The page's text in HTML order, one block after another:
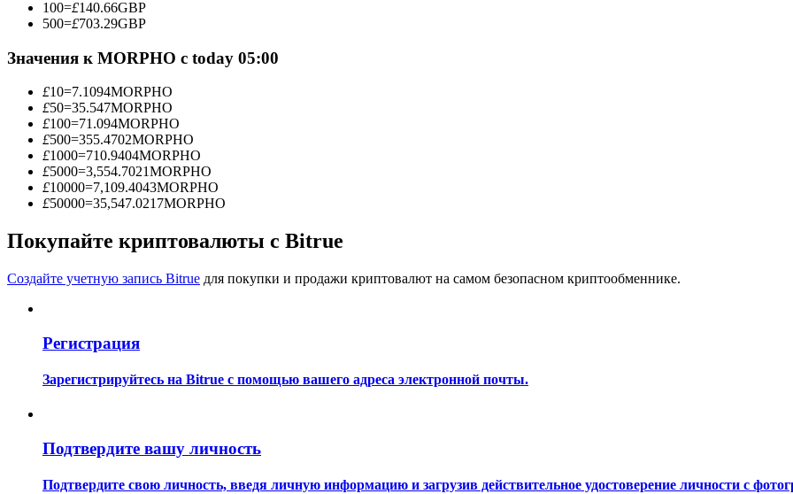
Присоединяйтесь к лучшим трейдерам
Станьте копи-трейдером
Наслаждайтесь распределением прибыли и комиссиями за копи-трейдинг
Анализ больших данных, включая торговую информацию и т. д.
100=£140.66GBP
500=£703.29GBP
Значения к MORPHO с today 05:00
£10=7.1094MORPHO
£50=35.547MORPHO
£100=71.094MORPHO
£500=355.4702MORPHO
£1000=710.9404MORPHO
£5000=3,554.7021MORPHO
£10000=7,109.4043MORPHO
£50000=35,547.0217MORPHO
Покупайте криптовалюты с Bitrue
Создайте учетную запись Bitrue для покупки и продажи криптовалют на самом безопасном криптообменнике.
Регистрация
Зарегистрируйтесь на Bitrue с помощью вашего адреса электронной почты.
Подтвердите вашу личность
Подтвердите свою личность, введя личную информацию и загрузив действительное удостоверение личности с